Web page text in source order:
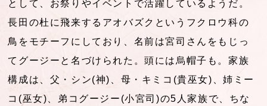
として、お祭りやイベントで活躍しているようだ。
長田の杜に飛来するアオバズクというフクロウ科の
鳥をモチーフにしており、名前は宮司さんをもじっ
てグージーと名づけられた。頭には烏帽子も。家族
構成は、父・シン(神)、母・キミコ(貴巫女)、姉ミー
コ(巫女)、弟コグージー(小宮司)の5人家族で、ちな